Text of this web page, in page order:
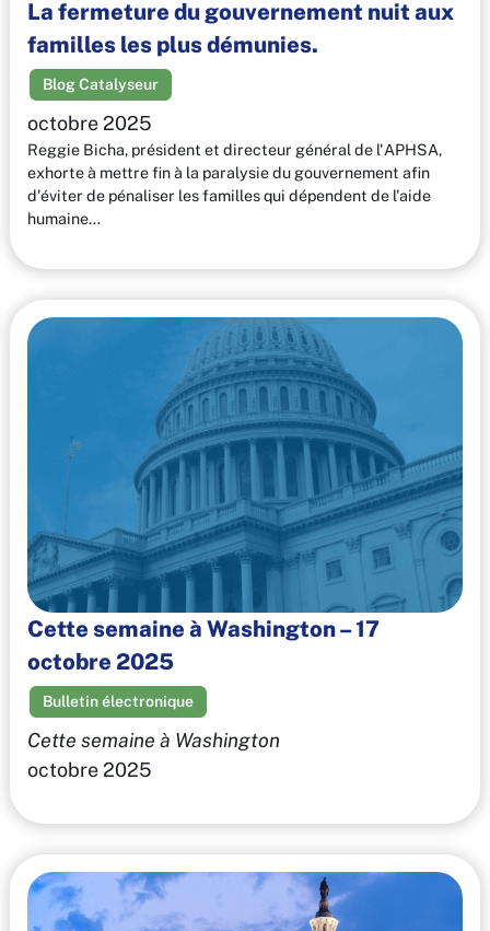
La fermeture du gouvernement nuit aux
familles les plus démunies.
Blog Catalyseur
octobre 2025
Reggie Bicha, président et directeur général de l'APHSA,
exhorte à mettre fin à la paralysie du gouvernement afin
d'éviter de pénaliser les familles qui dépendent de l'aide
humaine…
Cette semaine à Washington – 17
octobre 2025
Bulletin électronique
Cette semaine à Washington
octobre 2025